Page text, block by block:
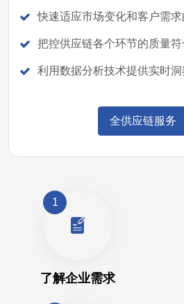
快速适应市场变化和客户需求
把控供应链各个环节的质量
利用数据分析技术提供实时
全供应链服务
1
了解企业需求